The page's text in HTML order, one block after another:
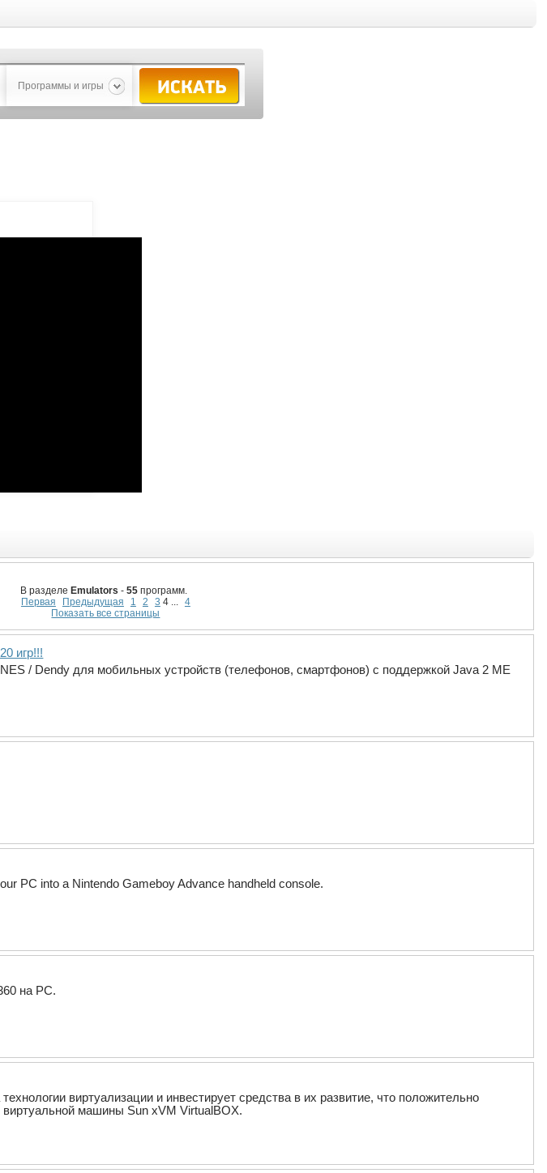
Программы и игры
В разделе Emulators - 55программ.
Первая
Предыдущая 1 2 3 4 ... 4
Показать все страницы
игр!!!
/ Dendy для мобильных устройств (телефонов, смартфонов) с поддержкой Java 2 ME
PC into a Nintendo Gameboy Advance handheld console.
на РС.
виртуализации и инвестирует средства в их развитие, что положительно
виртуальной машины Sun xVM VirtualBOX.